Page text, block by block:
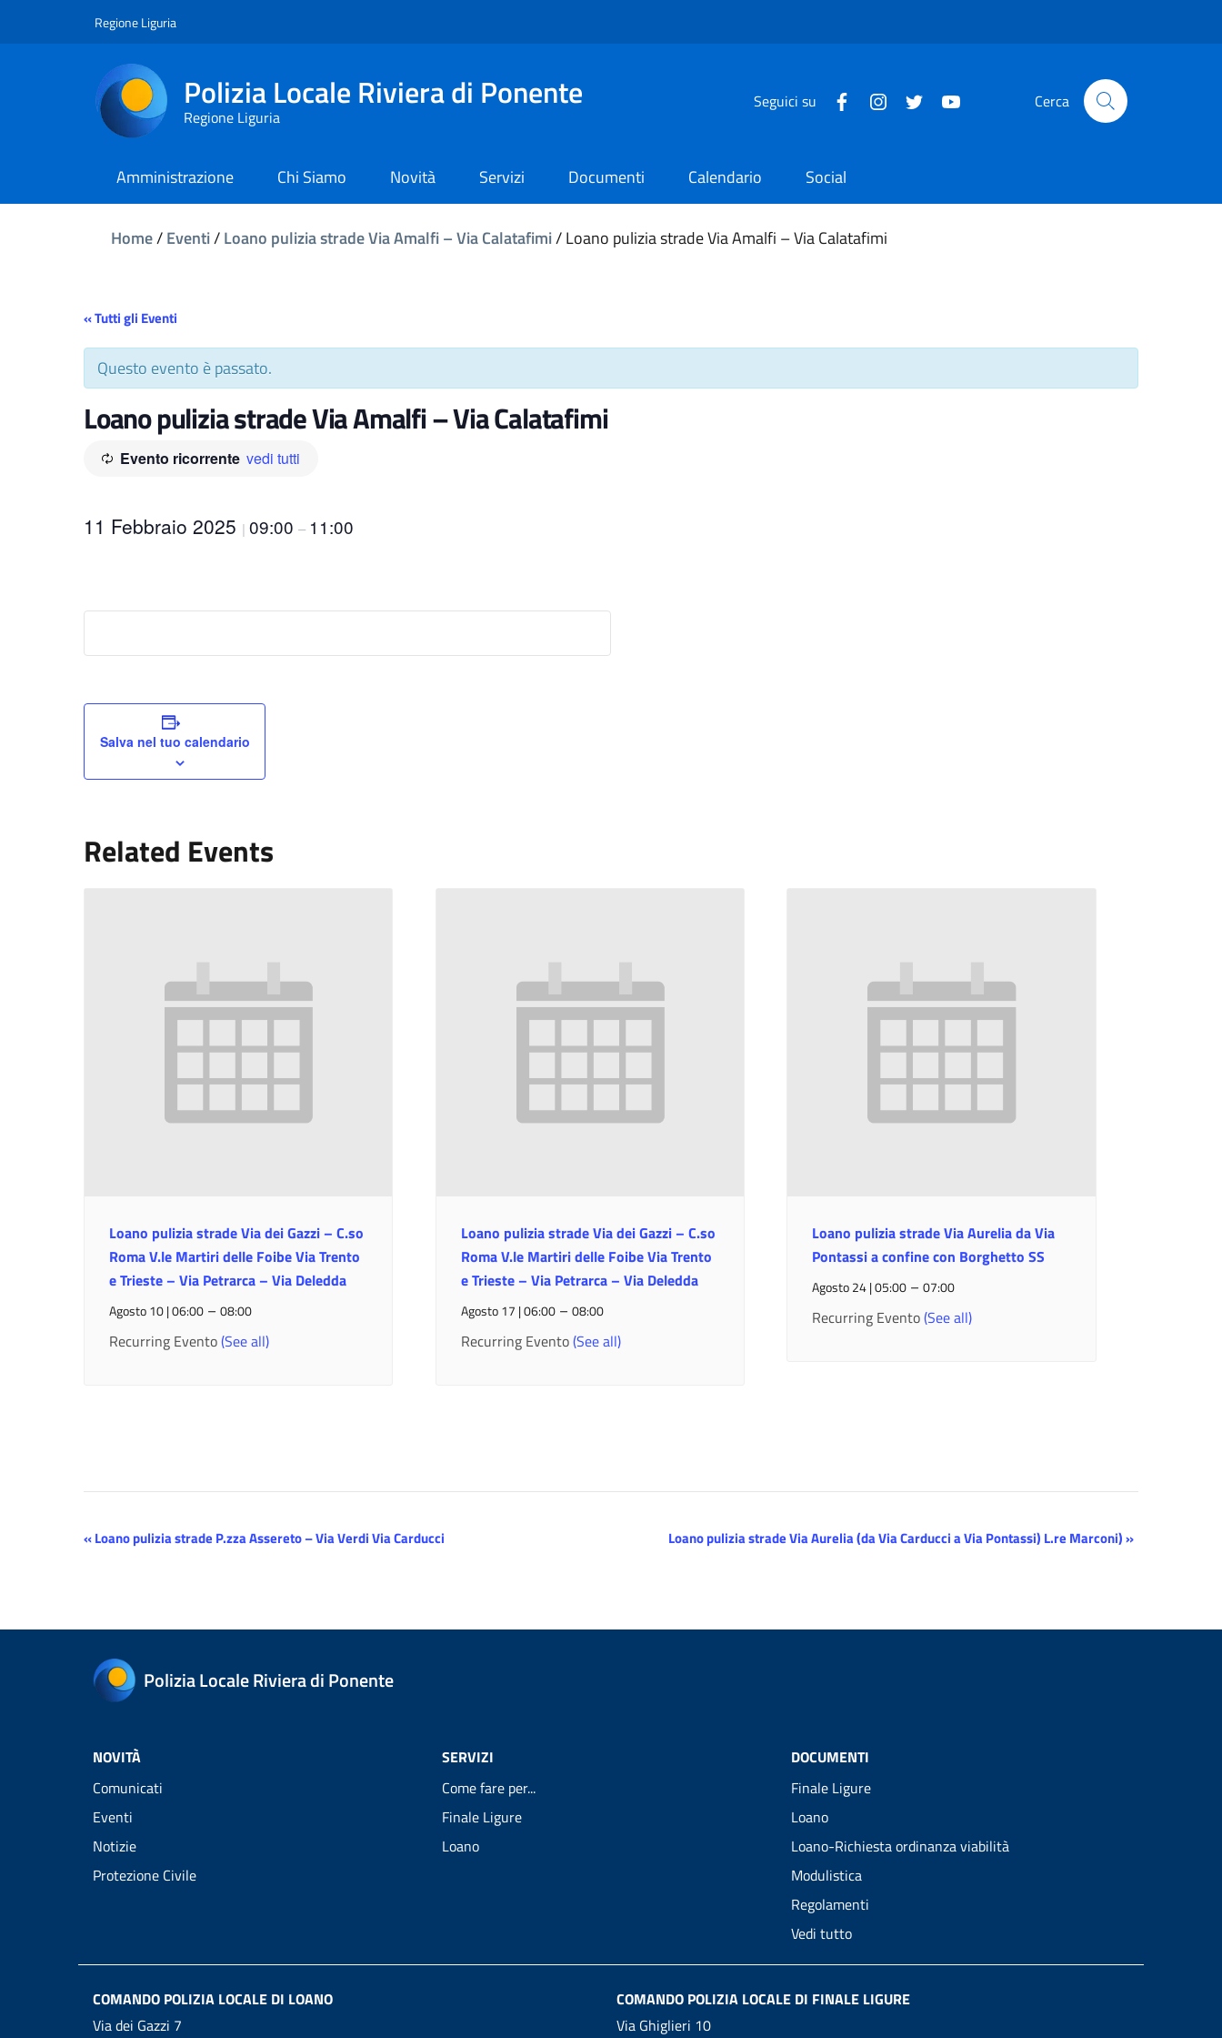
Regione Liguria
Polizia Locale Riviera di Ponente
Regione Liguria
Seguici su Cerca
Amministrazione Chi Siamo Novità Servizi Documenti Calendario Social
Home/Eventi/Loano pulizia strade Via Amalfi – Via Calatafimi/Loano pulizia strade Via Amalfi – Via Calatafimi
« Tutti gli Eventi
Questo evento è passato.
Loano pulizia strade Via Amalfi – Via Calatafimi
Evento ricorrente vedi tutti
11 Febbraio 2025 | 09:00 – 11:00
Salva nel tuo calendario
Related Events
Loano pulizia strade Via dei Gazzi – C.so
Roma V.le Martiri delle Foibe Via Trento
e Trieste – Via Petrarca – Via Deledda
Agosto 10 | 06:00 –08:00
Recurring Evento(See all)
Loano pulizia strade Via dei Gazzi – C.so
Roma V.le Martiri delle Foibe Via Trento
e Trieste – Via Petrarca – Via Deledda
Agosto 17 | 06:00– 08:00
Recurring Evento(See all)
Loano pulizia strade Via Aurelia da Via
Pontassi a confine con Borghetto SS
Agosto 24 | 05:00 –07:00
Recurring Evento(See all)
Evento
«Loano pulizia strade P.zza Assereto – Via Verdi Via Carducci Loano pulizia strade Via Aurelia (da Via Carducci a Via Pontassi) L.re Marconi)»
Polizia Locale Riviera di Ponente
NOVITÀ
Comunicati
Eventi
Notizie
Protezione Civile
SERVIZI
Come fare per...
Finale Ligure
Loano
DOCUMENTI
Finale Ligure
Loano
Loano-Richiesta ordinanza viabilità
Modulistica
Regolamenti
Vedi tutto
COMANDO POLIZIA LOCALE DI LOANO
Via dei Gazzi 7
COMANDO POLIZIA LOCALE DI FINALE LIGURE
Via Ghiglieri 10